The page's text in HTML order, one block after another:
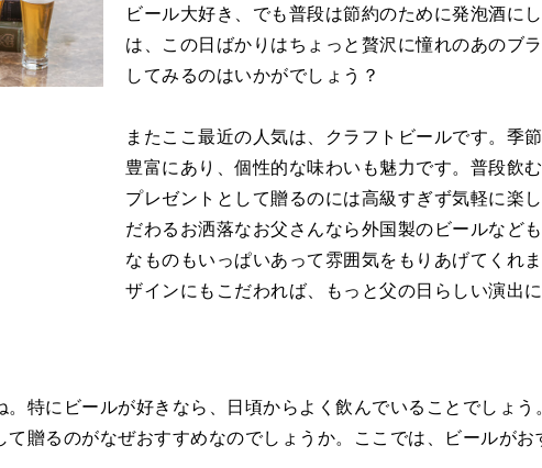
ビール大好き、でも普段は節約のために発泡酒に
は、この日ばかりはちょっと贅沢に憧れのあのブ
してみるのはいかがでしょう？
またここ最近の人気は、クラフトビールです。季
豊富にあり、個性的な味わいも魅力です。普段飲
プレゼントとして贈るのには高級すぎず気軽に楽
だわるお洒落なお父さんなら外国製のビールなど
なものもいっぱいあって雰囲気をもりあげてくれ
ザインにもこだわれば、もっと父の日らしい演出に
特にビールが好きなら、日頃からよく飲んでいることでしょ
贈るのがなぜおすすめなのでしょうか。ここでは、ビールがお